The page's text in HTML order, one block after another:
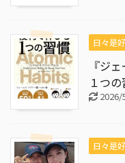
日々是
『ジ
１つの
日々是